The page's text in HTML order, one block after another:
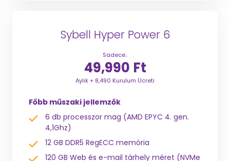
Sybell Hyper Power 6
Sadece..
49,990 Ft
Aylık + 8,490 Kurulum Ücreti
Főbb műszaki jellemzők
6 db processzor mag (AMD EPYC 4. gen.
4,1Ghz)
12 GB DDR5 RegECC memória
120 GB Web és e-mail tárhely méret (NVMe